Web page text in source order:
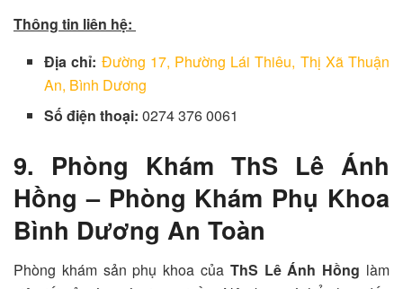
Thông tin liên hệ:
Địa chỉ: Đường 17, Phường Lái Thiêu, Thị Xã Thuận
An, Bình Dương
Số điện thoại: 0274 376 0061
9. Phòng Khám ThS Lê Ánh
Hồng – Phòng Khám Phụ Khoa
Bình Dương An Toàn
Phòng khám sản phụ khoa của ThS Lê Ánh Hồng làm